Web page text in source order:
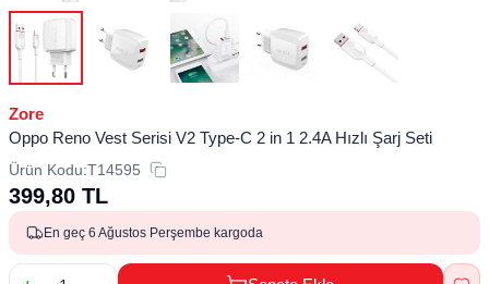
Zore
Oppo Reno Vest Serisi V2 Type-C 2 in 1 2.4A Hızlı Şarj Seti
Ürün Kodu:T14595
399,80 TL
En geç 6 Ağustos Perşembe kargoda